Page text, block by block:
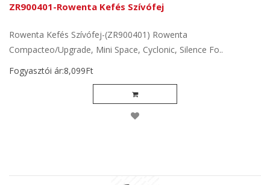
ZR900401-Rowenta Kefés Szívófej
Rowenta Kefés Szívófej-(ZR900401) Rowenta
Compacteo/Upgrade, Mini Space, Cyclonic, Silence Fo..
Fogyasztói ár:8,099Ft